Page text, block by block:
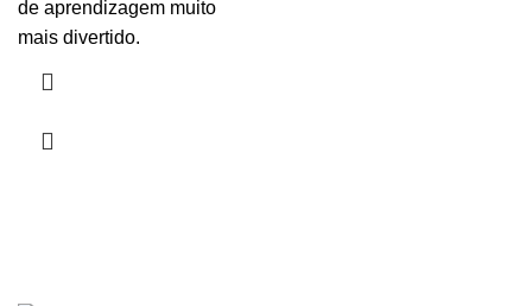
de aprendizagem muito
mais divertido.